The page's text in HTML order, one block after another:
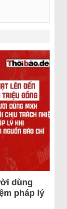
dùng
pháp lý